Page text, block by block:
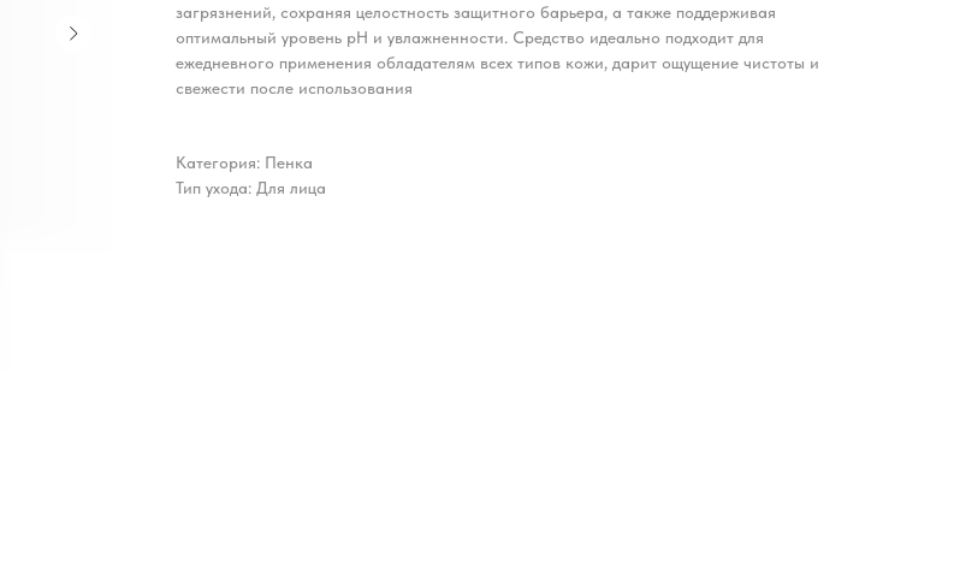
загрязнений, сохраняя целостность защитного барьера, а также поддерживая
оптимальный уровень pH и увлажненности. Средство идеально подходит для
ежедневного применения обладателям всех типов кожи, дарит ощущение чистоты и
свежести после использования
Категория: Пенка
Тип ухода: Для лица